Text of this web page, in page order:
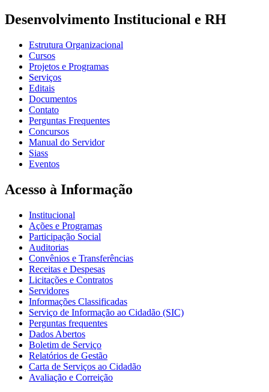
Desenvolvimento Institucional e RH
Estrutura Organizacional
Cursos
Projetos e Programas
Serviços
Editais
Documentos
Contato
Perguntas Frequentes
Concursos
Manual do Servidor
Siass
Eventos
Acesso à Informação
Institucional
Ações e Programas
Participação Social
Auditorias
Convênios e Transferências
Receitas e Despesas
Licitações e Contratos
Servidores
Informações Classificadas
Serviço de Informação ao Cidadão (SIC)
Perguntas frequentes
Dados Abertos
Boletim de Serviço
Relatórios de Gestão
Carta de Serviços ao Cidadão
Avaliação e Correição